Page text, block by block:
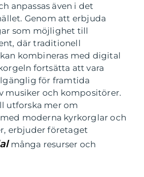
anpassas även i det
Genom att erbjuda
som möjlighet till
där traditionell
kombineras med digital
fortsätta att vara
för framtida
musiker och kompositörer.
utforska mer om
moderna kyrkorglar och
erbjuder företaget
många resurser och